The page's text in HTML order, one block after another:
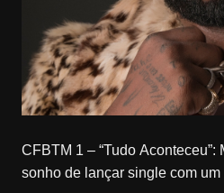
CFBTM 1 – “Tudo Aconteceu”: MC Du Black realiza
sonho de lançar single com